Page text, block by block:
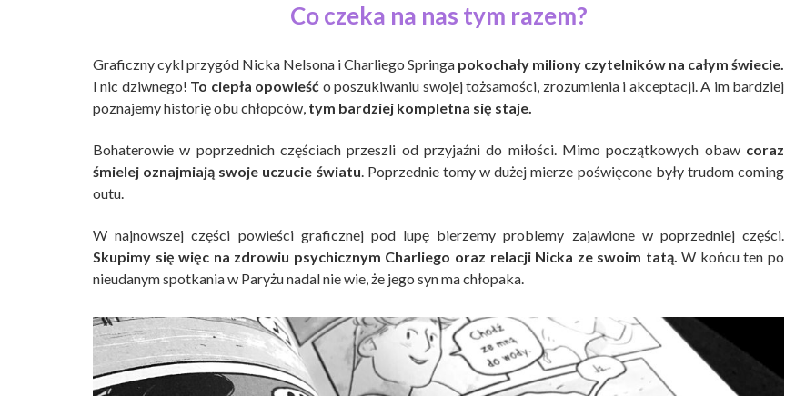
Co czeka na nas tym razem?
Graficzny cykl przygód Nicka Nelsona i Charliego Springa pokochały miliony czytelników na całym świecie.
I nic dziwnego! To ciepła opowieść o poszukiwaniu swojej tożsamości, zrozumienia i akceptacji. A im bardziej
poznajemy historię obu chłopców, tym bardziej kompletna się staje.
Bohaterowie w poprzednich częściach przeszli od przyjaźni do miłości. Mimo początkowych obaw coraz
śmielej oznajmiają swoje uczucie światu. Poprzednie tomy w dużej mierze poświęcone były trudom coming
outu.
W najnowszej części powieści graficznej pod lupę bierzemy problemy zajawione w poprzedniej części.
Skupimy się więc na zdrowiu psychicznym Charliego oraz relacji Nicka ze swoim tatą. W końcu ten po
nieudanym spotkania w Paryżu nadal nie wie, że jego syn ma chłopaka.